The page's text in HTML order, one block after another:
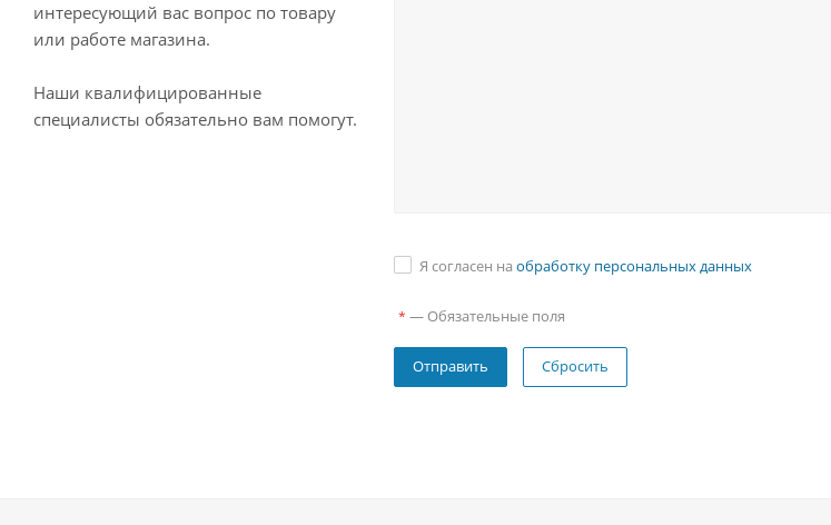
интересующий вас вопрос по товару
или работе магазина.
Наши квалифицированные
специалисты обязательно вам помогут.
Я согласен на обработку персональных данных
* — Обязательные поля
Сбросить